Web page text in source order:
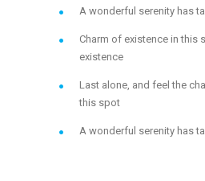
A wonderful serenity has
Charm of existence in this
existence
Last alone, and feel the
this spot
A wonderful serenity has